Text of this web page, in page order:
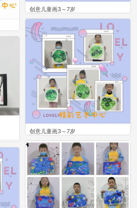
创意儿童画3～7岁
0
创意儿童画3～7岁
0